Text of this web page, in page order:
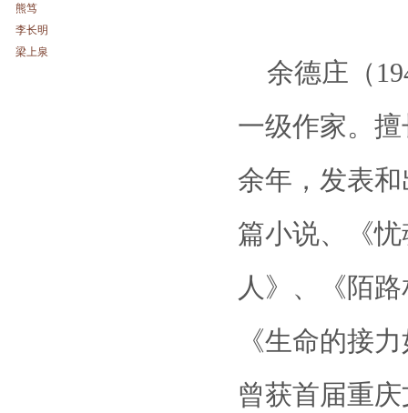
熊笃
李长明
梁上泉
余德庄（
一级作家。
余年，发表
篇小说、《
人》、《陌
《生命的接
曾获首届重